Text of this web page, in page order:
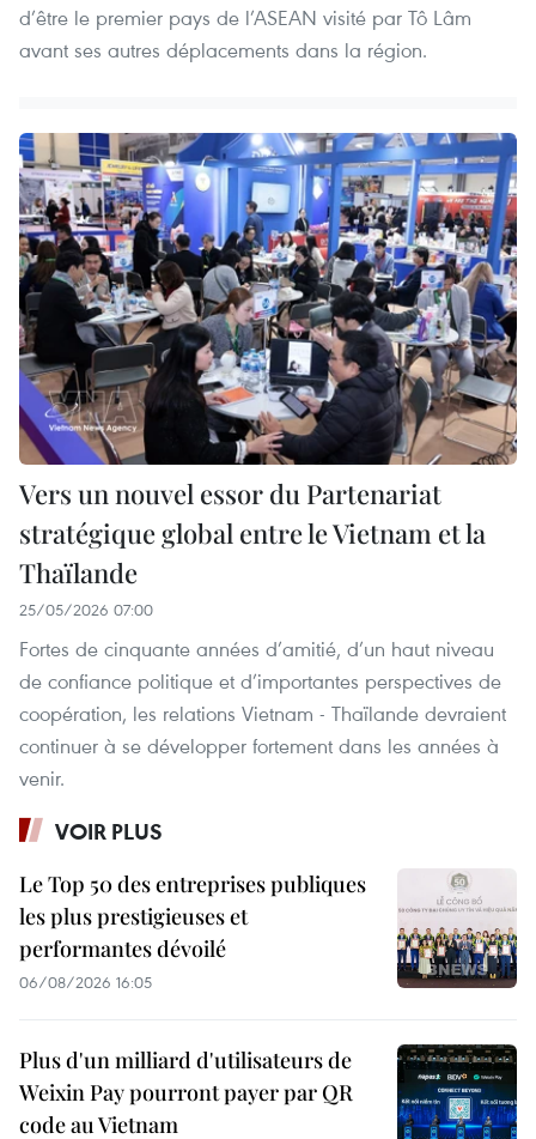
d’être le premier pays de l’ASEAN visité par Tô Lâm
avant ses autres déplacements dans la région.
Vers un nouvel essor du Partenariat
stratégique global entre le Vietnam et la
Thaïlande
25/05/2026 07:00
Fortes de cinquante années d’amitié, d’un haut niveau
de confiance politique et d’importantes perspectives de
coopération, les relations Vietnam - Thaïlande devraient
continuer à se développer fortement dans les années à
venir.
VOIR PLUS
Le Top 50 des entreprises publiques
les plus prestigieuses et
performantes dévoilé
06/08/2026 16:05
Plus d'un milliard d'utilisateurs de
Weixin Pay pourront payer par QR
code au Vietnam